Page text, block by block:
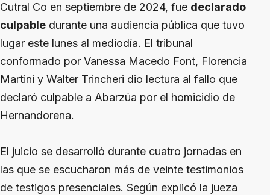
Cutral Co en septiembre de 2024, fue declarado
culpable durante una audiencia pública que tuvo
lugar este lunes al mediodía. El tribunal
conformado por Vanessa Macedo Font, Florencia
Martini y Walter Trincheri dio lectura al fallo que
declaró culpable a Abarzúa por el homicidio de
Hernandorena.
El juicio se desarrolló durante cuatro jornadas en
las que se escucharon más de veinte testimonios
de testigos presenciales. Según explicó la jueza